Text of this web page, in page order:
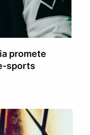
promete
sports